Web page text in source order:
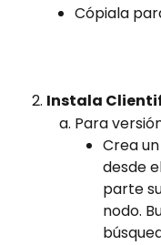
Cópiala
Instala
Para
Crea
desde
parte
nodo.